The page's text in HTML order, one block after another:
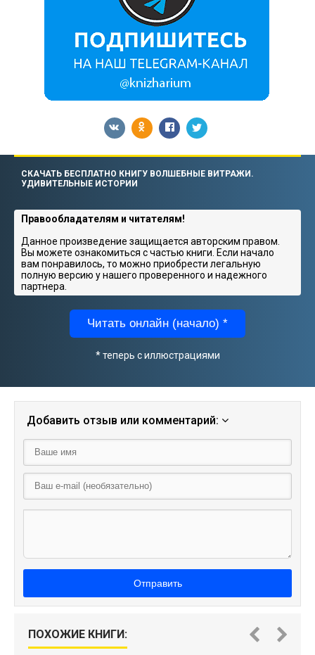
СКАЧАТЬ БЕСПЛАТНО КНИГУ ВОЛШЕБНЫЕ ВИТРАЖИ.
УДИВИТЕЛЬНЫЕ ИСТОРИИ
Правообладателям и читателям!
Данное произведение защищается авторским правом.
Вы можете ознакомиться с частью книги. Если начало
вам понравилось, то можно приобрести легальную
полную версию у нашего проверенного и надежного
партнера.
Читать онлайн (начало) *
* теперь с иллюстрациями
Добавить отзыв или комментарий:
Отправить
ПОХОЖИЕ КНИГИ: